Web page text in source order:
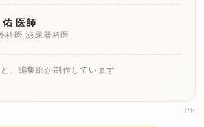
佑 医師
科医 泌尿器科医
、編集部が制作しています
PR